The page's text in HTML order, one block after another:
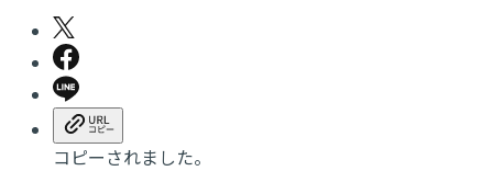
コピーされました。